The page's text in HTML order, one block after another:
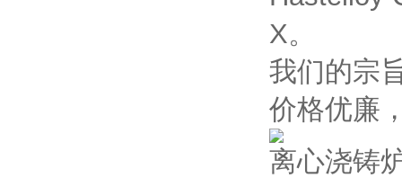
X。
我们的宗
价格优廉
离心浇铸